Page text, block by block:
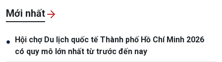
Mới nhất
● Hội chợ Du lịch quốc tế Thành phố Hồ Chí Minh 2026
có quy mô lớn nhất từ trước đến nay